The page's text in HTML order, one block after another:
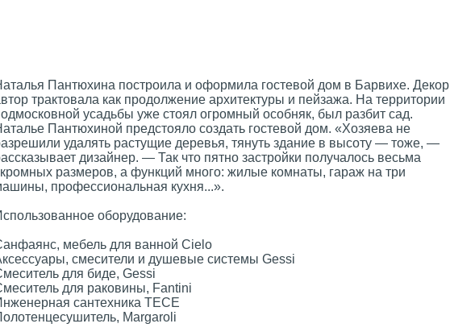
Пантюхина построила и оформила гостевой дом в Барвихе. Декор
трактовала как продолжение архитектуры и пейзажа. На территории
усадьбы уже стоял огромный особняк, был разбит сад.
Пантюхиной предстояло создать гостевой дом. «Хозяева не
удалять растущие деревья, тянуть здание в высоту — тоже, —
дизайнер. — Так что пятно застройки получалось весьма
размеров, а функций много: жилые комнаты, гараж на три
профессиональная кухня...».
оборудование:
мебель для ванной Cielo
смесители и душевые системы Gessi
для биде, Gessi
для раковины, Fantini
сантехника TECE
Margaroli